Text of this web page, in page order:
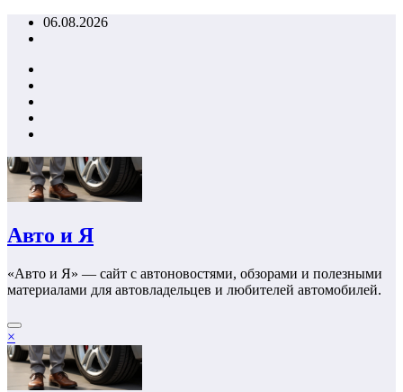
Перейти06.08.2026
Авто и Я
«Авто и Я» — сайт с автоновостями, обзорами и полезными
материалами для автовладельцев и любителей автомобилей.
×